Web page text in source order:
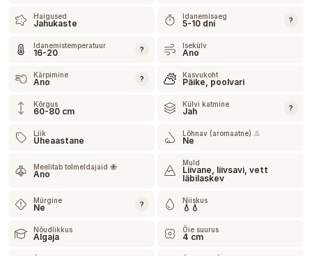
Haigused
Jahukaste
Idanemisaeg
5-10 dní ?
Idanemistemperatuur
16-20 ? Isekülv
Ano
Kärpimine
Ano ? Kasvukoht
Päike, poolvari
Kõrgus
60-80 cm
Külvi katmine
Jah ?
Liik
Üheaastane
Lõhnav (aromaatne) 👃
Ne
Meelitab tolmeldajaid 🐝
Ano
Muld
Liivane, liivsavi, vett
läbilaskev
Mürgine
Ne ? Niiskus
💧💧
Nõudlikkus
Algaja
Õie suurus
4 cm